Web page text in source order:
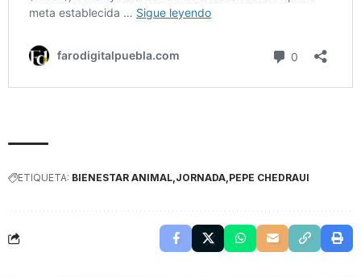
ETIQUETA: BIENESTAR ANIMAL JORNADA PEPE CHEDRAUI